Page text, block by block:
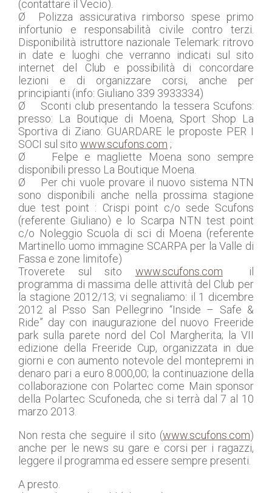
(contattare il Vecio).
Ø Polizza assicurativa rimborso spese primo
infortunio e responsabilità civile contro terzi.
Disponibilità istruttore nazionale Telemark: ritrovo
in date e luoghi che verranno indicati sul sito
internet del Club e possibilità di concordare
lezioni e di organizzare corsi, anche per
principianti (info: Giuliano 339 3933334)
Ø Sconti club presentando la tessera Scufons:
presso: La Boutique di Moena, Sport Shop La
Sportiva di Ziano: GUARDARE le proposte PER I
SOCI sul sito www.scufons.com ;
Ø Felpe e magliette Moena sono sempre
disponibili presso La Boutique Moena.
Ø Per chi vuole provare il nuovo sistema NTN
sono disponibili anche nella prossima stagione
due test point : Crispi point c/o sede Scufons
(referente Giuliano) e lo Scarpa NTN test point
c/o Noleggio Scuola di sci di Moena (referente
Martinello uomo immagine SCARPA per la Valle di
Fassa e zone limitofe)
Troverete sul sito www.scufons.com il
programma di massima delle attività del Club per
la stagione 2012/13; vi segnaliamo: il 1 dicembre
2012 al P.sso San Pellegrino “Inside – Safe &
Ride” day con inaugurazione del nuovo Freeride
park sulla parete nord del Col Margherita; la VII
edizione della Freeride Cup, organizzata in due
giorni e con aumento notevole del montepremi in
denaro pari a euro 8.000,00; la continuazione della
collaborazione con Polartec come Main sponsor
della Polartec Scufoneda, che si terrà dal 7 al 10
marzo 2013.
Non resta che seguire il sito (www.scufons.com)
anche per le news su gare e corsi per i ragazzi,
leggere il programma ed essere sempre presenti.
A presto.